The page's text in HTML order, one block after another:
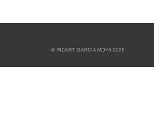
© RICART GARCIA MOYA 2026